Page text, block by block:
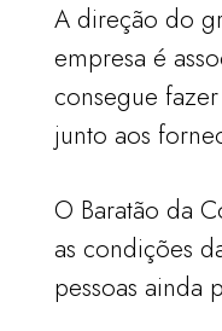
A direção do
empresa é
consegue
junto aos
O Baratão da
as condições
pessoas ainda